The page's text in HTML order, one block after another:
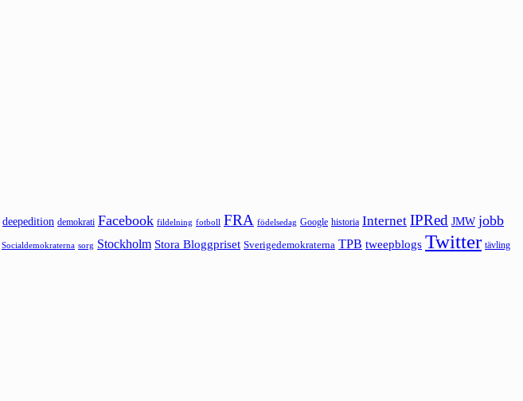
deepedition demokrati Facebook fildelning fotboll FRA födelsedag Google historia Internet IPRed JMW jobb
Socialdemokraterna sorg Stockholm Stora Bloggpriset Sverigedemokraterna TPB tweepblogs Twitter tävling